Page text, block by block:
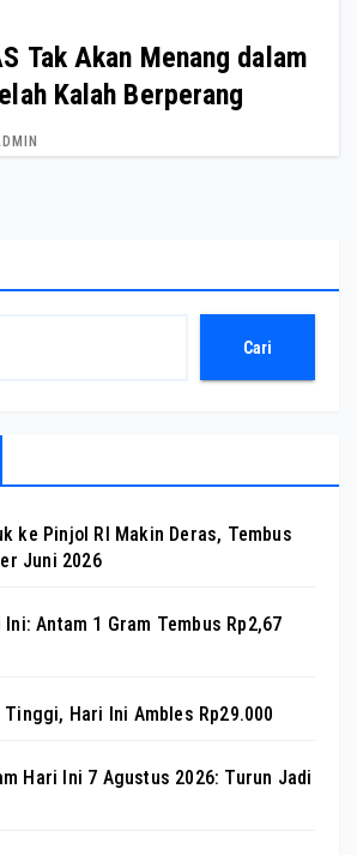
Tak Akan Menang dalam
Kalah Berperang
Cari
ke Pinjol RI Makin Deras, Tembus
Juni 2026
Antam 1 Gram Tembus Rp2,67
Hari Ini Ambles Rp29.000
Hari Ini 7 Agustus 2026: Turun Jadi